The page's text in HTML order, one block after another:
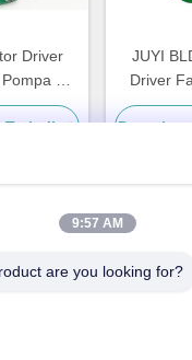
Driver
Air
/ L.V
Terbaik
JUYI
Driver
Motor
Dapatkan
9:57 AM
are you looking for?